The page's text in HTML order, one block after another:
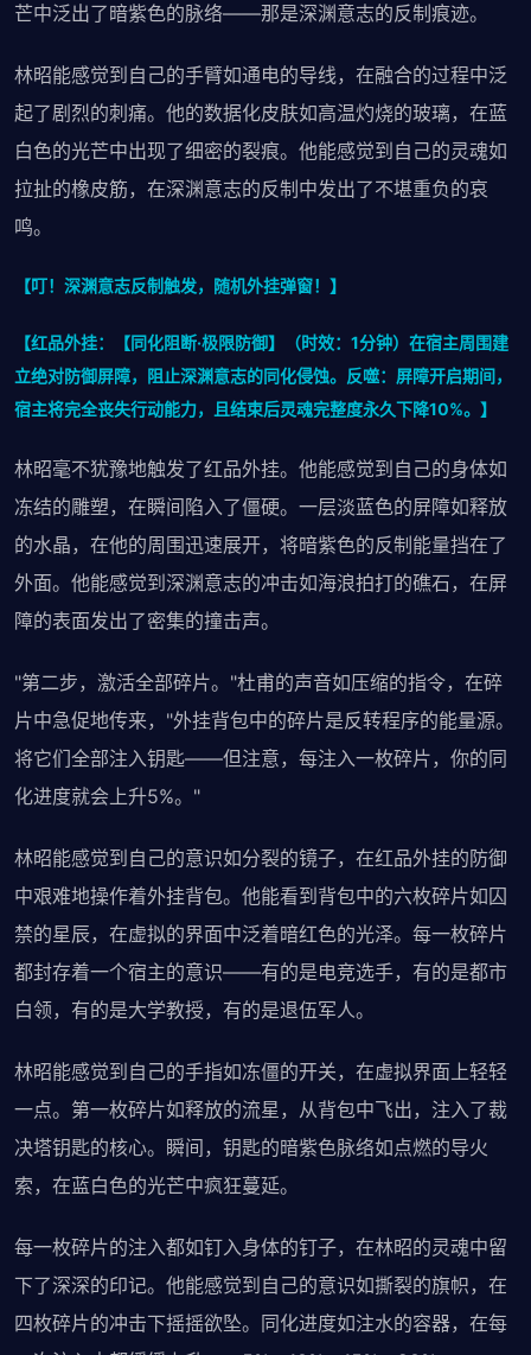
芒中泛出了暗紫色的脉络——那是深渊意志的反制痕迹。
林昭能感觉到自己的手臂如通电的导线，在融合的过程中泛
起了剧烈的刺痛。他的数据化皮肤如高温灼烧的玻璃，在蓝
白色的光芒中出现了细密的裂痕。他能感觉到自己的灵魂如
拉扯的橡皮筋，在深渊意志的反制中发出了不堪重负的哀
鸣。
【叮！深渊意志反制触发，随机外挂弹窗！】
【红品外挂：【同化阻断·极限防御】（时效：1分钟）在宿主周围建
立绝对防御屏障，阻止深渊意志的同化侵蚀。反噬：屏障开启期间，
宿主将完全丧失行动能力，且结束后灵魂完整度永久下降10%。】
林昭毫不犹豫地触发了红品外挂。他能感觉到自己的身体如
冻结的雕塑，在瞬间陷入了僵硬。一层淡蓝色的屏障如释放
的水晶，在他的周围迅速展开，将暗紫色的反制能量挡在了
外面。他能感觉到深渊意志的冲击如海浪拍打的礁石，在屏
障的表面发出了密集的撞击声。
"第二步，激活全部碎片。"杜甫的声音如压缩的指令，在碎
片中急促地传来，"外挂背包中的碎片是反转程序的能量源。
将它们全部注入钥匙——但注意，每注入一枚碎片，你的同
化进度就会上升5%。"
林昭能感觉到自己的意识如分裂的镜子，在红品外挂的防御
中艰难地操作着外挂背包。他能看到背包中的六枚碎片如囚
禁的星辰，在虚拟的界面中泛着暗红色的光泽。每一枚碎片
都封存着一个宿主的意识——有的是电竞选手，有的是都市
白领，有的是大学教授，有的是退伍军人。
林昭能感觉到自己的手指如冻僵的开关，在虚拟界面上轻轻
一点。第一枚碎片如释放的流星，从背包中飞出，注入了裁
决塔钥匙的核心。瞬间，钥匙的暗紫色脉络如点燃的导火
索，在蓝白色的光芒中疯狂蔓延。
每一枚碎片的注入都如钉入身体的钉子，在林昭的灵魂中留
下了深深的印记。他能感觉到自己的意识如撕裂的旗帜，在
四枚碎片的冲击下摇摇欲坠。同化进度如注水的容器，在每